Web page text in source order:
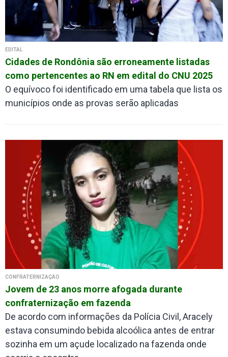
EDITAL
Cidades de Rondônia são erroneamente listadas
como pertencentes ao RN em edital do CNU 2025
O equívoco foi identificado em uma tabela que lista os
municípios onde as provas serão aplicadas
CONFRATERNIZAÇÃO
Jovem de 23 anos morre afogada durante
confraternização em fazenda
De acordo com informações da Polícia Civil, Aracely
estava consumindo bebida alcoólica antes de entrar
sozinha em um açude localizado na fazenda onde